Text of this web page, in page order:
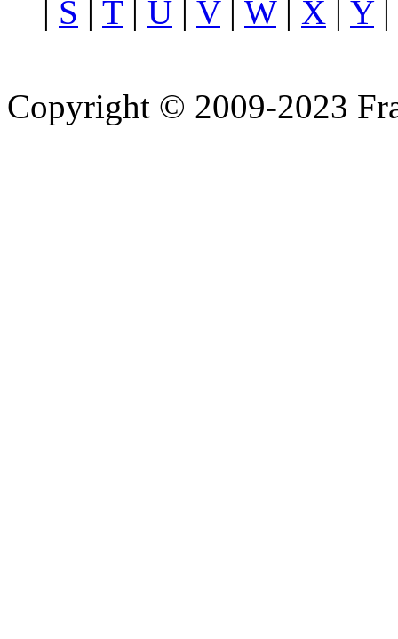
S T| U V| W| X Y|
Copyright © 2009-2023